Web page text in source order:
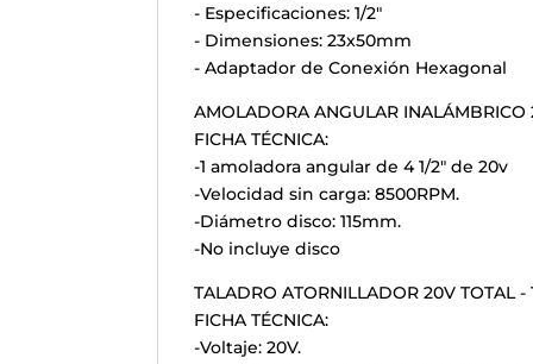
- Especificaciones: 1/2"
- Dimensiones: 23x50mm
- Adaptador de Conexión Hexagonal
AMOLADORA ANGULAR INALÁMBRICO
FICHA TÉCNICA:
-1 amoladora angular de 4 1/2" de 20v
-Velocidad sin carga: 8500RPM.
-Diámetro disco: 115mm.
-No incluye disco
TALADRO ATORNILLADOR 20V TOTAL -
FICHA TÉCNICA:
-Voltaje: 20V.